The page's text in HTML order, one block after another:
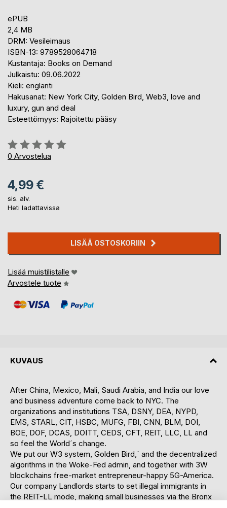
ePUB
2,4 MB
DRM: Vesileimaus
ISBN-13: 9789528064718
Kustantaja: Books on Demand
Julkaistu: 09.06.2022
Kieli: englanti
Hakusanat: New York City, Golden Bird, Web3, love and
luxury, gun and deal
Esteettömyys: Rajoitettu pääsy
Arvostelu::
0%
0 Arvostelua
4,99 €
sis. alv.
Heti ladattavissa
LISÄÄ OSTOSKORIIN
Lisää muistilistalle
Arvostele tuote
KUVAUS
After China, Mexico, Mali, Saudi Arabia, and India our love
and business adventure come back to NYC. The
organizations and institutions TSA, DSNY, DEA, NYPD,
EMS, STARL, CIT, HSBC, MUFG, FBI, CNN, BLM, DOI,
BOE, DOF, DCAS, DOITT, CEDS, CFT, REIT, LLC, LL and
so feel the World´s change.
We put our W3 system, Golden Bird,´ and the decentralized
algorithms in the Woke-Fed admin, and together with 3W
blockchains free-market entrepreneur-happy 5G-America.
Our company Landlords starts to set illegal immigrants in
the REIT-LL mode, making small businesses via the Bronx